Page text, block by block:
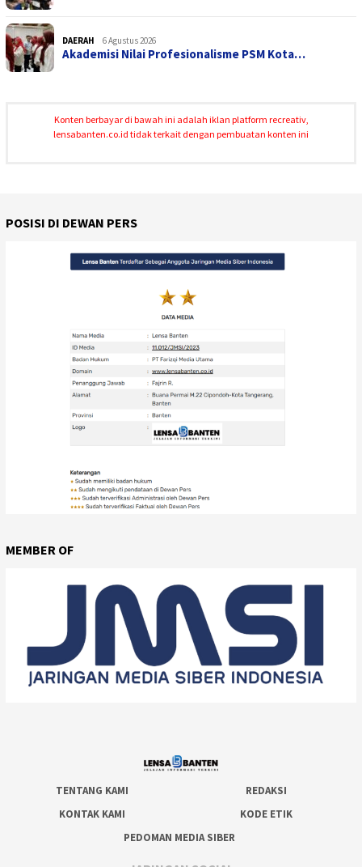
DAERAH 6 Agustus 2026
Akademisi Nilai Profesionalisme PSM Kota…
Konten berbayar di bawah ini adalah iklan platform recreativ,
lensabanten.co.id tidak terkait dengan pembuatan konten ini
POSISI DI DEWAN PERS
MEMBER OF
TENTANG KAMI
REDAKSI
KONTAK KAMI
KODE ETIK
PEDOMAN MEDIA SIBER